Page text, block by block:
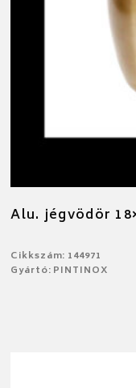
Alu. jégvödör
Cikkszám: 144971
Gyártó: PINTINOX